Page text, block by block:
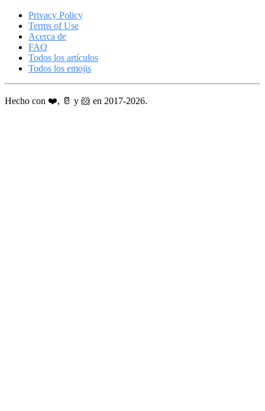
Privacy Policy
Terms of Use
Acerca de
FAQ
Todos los artículos
Todos los emojis
Hecho con ❤️, 🥛 y 🐹 en 2017-2026.